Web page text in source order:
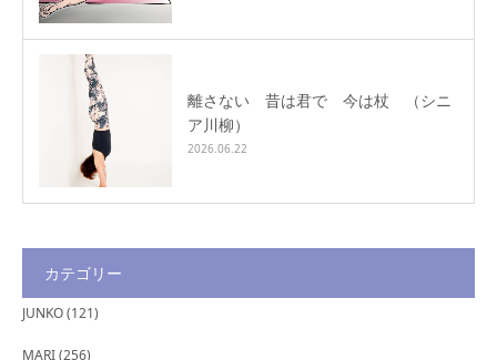
離さない 昔は君で 今は杖 （シニ
ア川柳）
2026.06.22
カテゴリー
JUNKO(121)
MARI(256)